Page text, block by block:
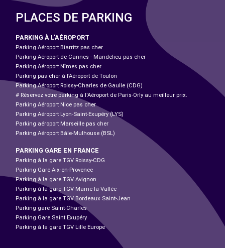
PLACES DE PARKING
PARKING À L'AÉROPORT
Parking Aéroport Biarritz pas cher
Parking Aéroport de Cannes - Mandelieu pas cher
Parking Aéroport Nîmes pas cher
Parking pas cher à l’Aéroport de Toulon
Parking Aéroport Roissy-Charles de Gaulle (CDG)
# Réservez votre parking à l'Aéroport de Paris-Orly au meilleur prix.
Parking Aéroport Nice pas cher
Parking Aéroport Lyon-Saint-Exupéry (LYS)
Parking aéroport Marseille pas cher
Parking Aéroport Bâle-Mulhouse (BSL)
PARKING GARE EN FRANCE
Parking à la gare TGV Roissy-CDG
Parking Gare Aix-en-Provence
Parking à la gare TGV Avignon
Parking à la gare TGV Marne-la-Vallée
Parking à la gare TGV Bordeaux Saint-Jean
Parking gare Saint-Charles
Parking Gare Saint Exupéry
Parking à la gare TGV Lille Europe